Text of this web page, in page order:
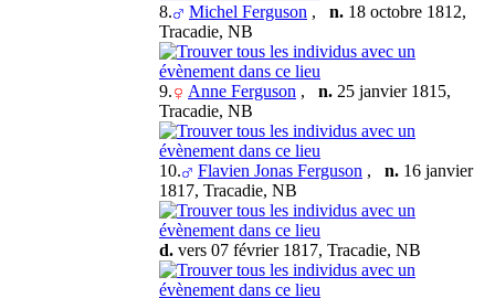
8. Michel Ferguson , n. 18 octobre 1812,
Tracadie, NB
9. Anne Ferguson , n. 25 janvier 1815,
Tracadie, NB
10. Flavien Jonas Ferguson , n. 16 janvier
1817, Tracadie, NB
d. vers 07 février 1817, Tracadie, NB